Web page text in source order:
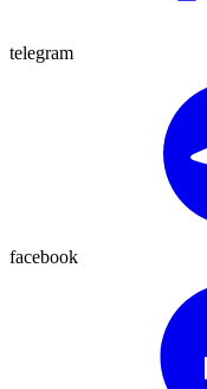
telegram
facebook